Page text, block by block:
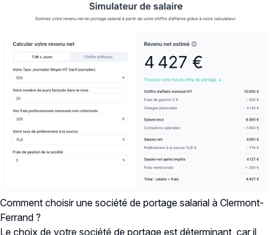
Comment choisir une société de portage salarial à Clermont-
Ferrand ?
Le choix de votre société de portage est déterminant, car il